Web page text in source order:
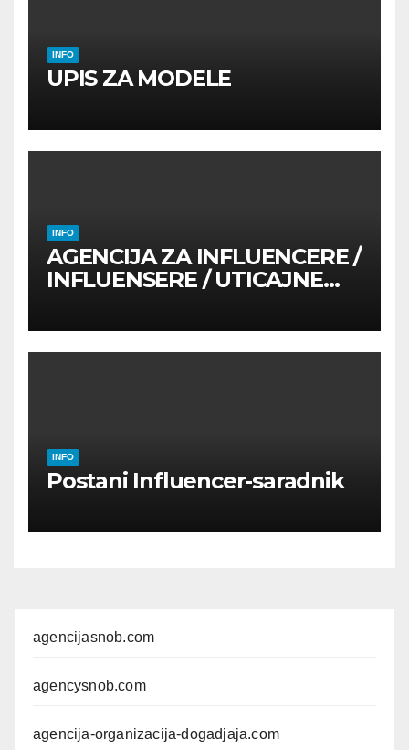
INFO
UPIS ZA MODELE
INFO
AGENCIJA ZA INFLUENCERE /
INFLUENSERE / UTICAJNE
INFO
Postani Influencer-saradnik
agencijasnob.com
agencysnob.com
agencija-organizacija-dogadjaja.com